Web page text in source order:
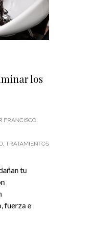
los
FRANCISCO
TRATAMIENTOS
tu
fuerza e